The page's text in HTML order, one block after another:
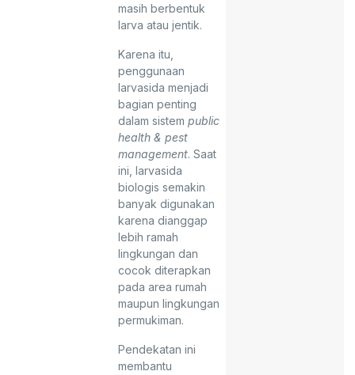
masih berbentuk
larva atau jentik.
Karena itu,
penggunaan
larvasida menjadi
bagian penting
dalam sistempublic
health & pest
management. Saat
ini, larvasida
biologis semakin
banyak digunakan
karena dianggap
lebih ramah
lingkungan dan
cocok diterapkan
pada area rumah
maupun lingkungan
permukiman.
Pendekatan ini
membantu